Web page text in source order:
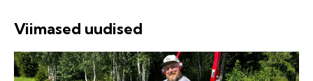
Viimased uudised